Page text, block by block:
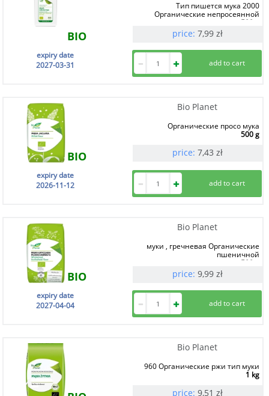
BIO
Тип пишется мука 2000
Органические непросеянной
500 g
price: 7,99 zł
expiry date
2027-03-31
Bio Planet
BIO
Органические просо мука
500 g
price: 7,43 zł
expiry date
2026-11-12
Bio Planet
BIO
муки , гречневая Органические
пшеничной
500 g
price: 9,99 zł
expiry date
2027-04-04
Bio Planet
960 Органические ржи тип муки
1 kg
price: 9,51 zł